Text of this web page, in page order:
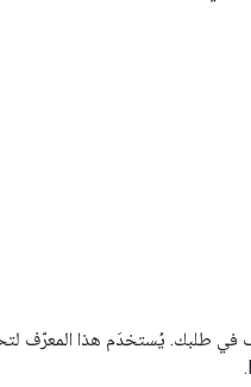
في طلبك. يُستخدَم هذا المعرّف